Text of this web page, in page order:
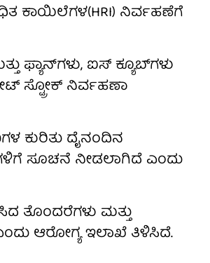
ಕಾಯಿಲೆಗಳ(HRI) ನಿರ್ವಹಣೆಗೆ
ಫ್ಯಾನ್‌ಗಳು, ಐಸ್ ಕ್ಯೂಬ್‌ಗಳು
ಸ್ಟ್ರೋಕ್ ನಿರ್ವಹಣಾ
ಕುರಿತು ದೈನಂದಿನ
ಸೂಚನೆ ನೀಡಲಾಗಿದೆ ಎಂದು
ತೊಂದರೆಗಳು ಮತ್ತು
ಆರೋಗ್ಯ ಇಲಾಖೆ ತಿಳಿಸಿದೆ.